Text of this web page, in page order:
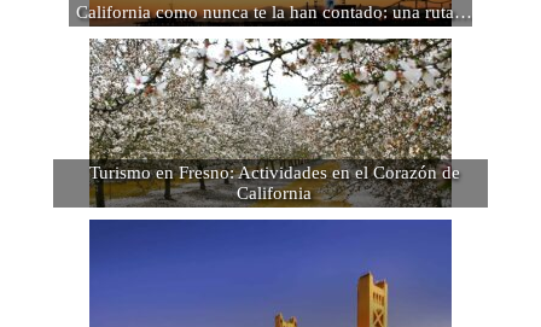
California como nunca te la han contado: una ruta…
Turismo en Fresno: Actividades en el Corazón de
California